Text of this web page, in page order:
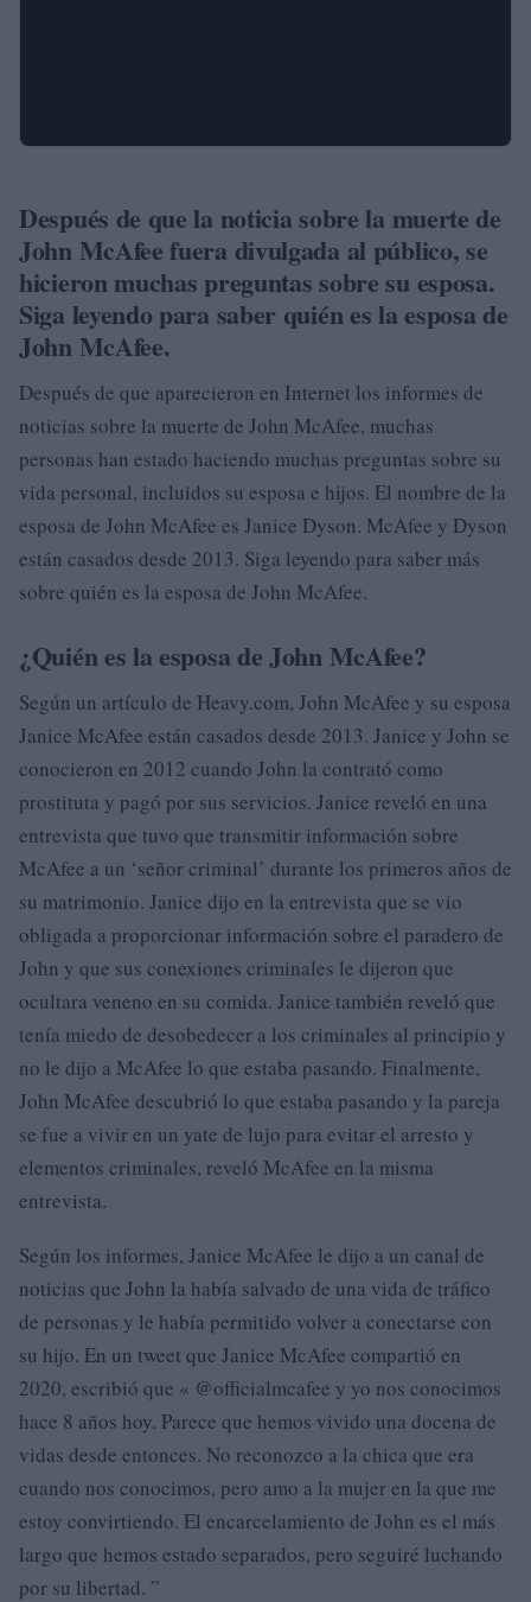
Después de que la noticia sobre la muerte de
John McAfee fuera divulgada al público, se
hicieron muchas preguntas sobre su esposa.
Siga leyendo para saber quién es la esposa de
John McAfee.
Después de que aparecieron en Internet los informes de
noticias sobre la muerte de John McAfee, muchas
personas han estado haciendo muchas preguntas sobre su
vida personal, incluidos su esposa e hijos. El nombre de la
esposa de John McAfee es Janice Dyson. McAfee y Dyson
están casados ​​desde 2013. Siga leyendo para saber más
sobre quién es la esposa de John McAfee.
¿Quién es la esposa de John McAfee?
Según un artículo de Heavy.com, John McAfee y su esposa
Janice McAfee están casados ​​desde 2013. Janice y John se
conocieron en 2012 cuando John la contrató como
prostituta y pagó por sus servicios. Janice reveló en una
entrevista que tuvo que transmitir información sobre
McAfee a un ‘señor criminal’ durante los primeros años de
su matrimonio. Janice dijo en la entrevista que se vio
obligada a proporcionar información sobre el paradero de
John y que sus conexiones criminales le dijeron que
ocultara veneno en su comida. Janice también reveló que
tenía miedo de desobedecer a los criminales al principio y
no le dijo a McAfee lo que estaba pasando. Finalmente,
John McAfee descubrió lo que estaba pasando y la pareja
se fue a vivir en un yate de lujo para evitar el arresto y
elementos criminales, reveló McAfee en la misma
entrevista.
Según los informes, Janice McAfee le dijo a un canal de
noticias que John la había salvado de una vida de tráfico
de personas y le había permitido volver a conectarse con
su hijo. En un tweet que Janice McAfee compartió en
2020, escribió que « @officialmcafee y yo nos conocimos
hace 8 años hoy. Parece que hemos vivido una docena de
vidas desde entonces. No reconozco a la chica que era
cuando nos conocimos, pero amo a la mujer en la que me
estoy convirtiendo. El encarcelamiento de John es el más
largo que hemos estado separados, pero seguiré luchando
por su libertad. ”